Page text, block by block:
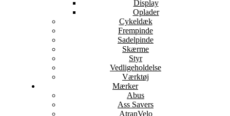
Display
Oplader
Cykeldæk
Frempinde
Sadelpinde
Skærme
Styr
Vedligeholdelse
Værktøj
Mærker
Abus
Ass Savers
AtranVelo